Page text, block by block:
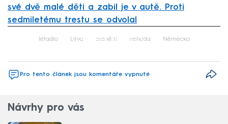
své dvě malé děti a zabil je v autě. Proti
sedmiletému trestu se odvolal
Failed to fetch
letadlo Litva zranění nehoda Německo
Pro tento článek jsou komentáře vypnuté
Návrhy pro vás